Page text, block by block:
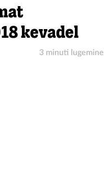
kevadel
3 minuti lugemine